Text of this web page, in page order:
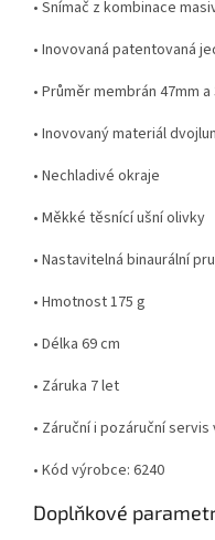
• Snímač z kombinace
• Inovovaná patentovaná
• Průměr membrán 47mm a
• Inovovaný materiál
• Nechladivé okraje
• Měkké těsnící ušní olivky
• Nastavitelná binaurální
• Hmotnost 175 g
• Délka 69 cm
• Záruka 7 let
• Záruční i pozáruční servis
• Kód výrobce: 6240
Doplňkové